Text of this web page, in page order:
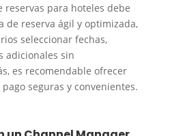
reservas para hoteles debe
de reserva ágil y optimizada,
seleccionar fechas,
adicionales sin
es recomendable ofrecer
seguras y convenientes.